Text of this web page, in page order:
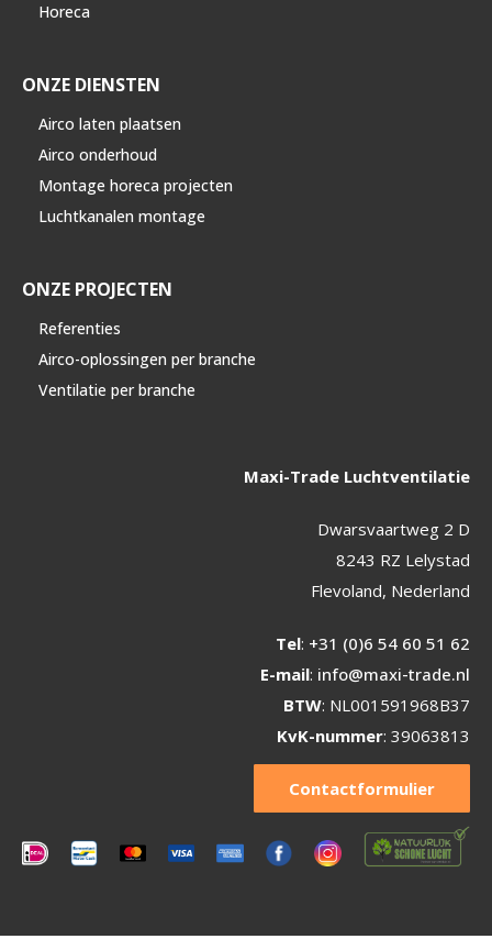
Horeca
ONZE DIENSTEN
Airco laten plaatsen
Airco onderhoud
Montage horeca projecten
Luchtkanalen montage
ONZE PROJECTEN
Referenties
Airco-oplossingen per branche
Ventilatie per branche
Maxi-Trade Luchtventilatie
Dwarsvaartweg 2 D
8243 RZ Lelystad
Flevoland, Nederland
Tel: +31 (0)6 54 60 51 62
E-mail: info@maxi-trade.nl
BTW: NL001591968B37
KvK-nummer: 39063813
Contactformulier